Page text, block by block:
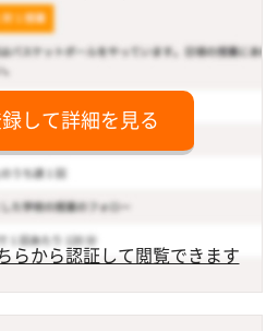
して詳細を見る
らから認証して閲覧できます